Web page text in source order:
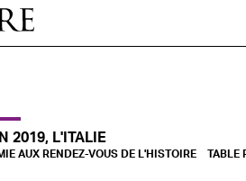
2019, L'ITALIE
AUX RENDEZ-VOUS DE L'HISTOIRE TABLE